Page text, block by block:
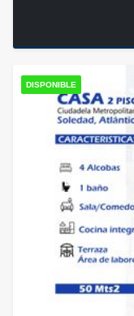
DISPONIBLE